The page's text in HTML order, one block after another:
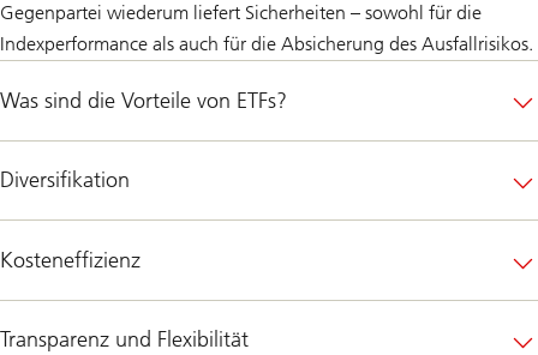
Gegenpartei wiederum liefert Sicherheiten – sowohl für die
Indexperformance als auch für die Absicherung des Ausfallrisikos.
Was sind die Vorteile von ETFs?
Diversifikation
Kosteneffizienz
Transparenz und Flexibilität